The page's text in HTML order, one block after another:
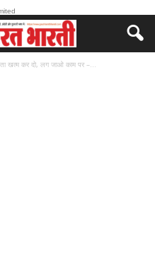
खत्‍म कर दो, लग जाओ काम पर –...